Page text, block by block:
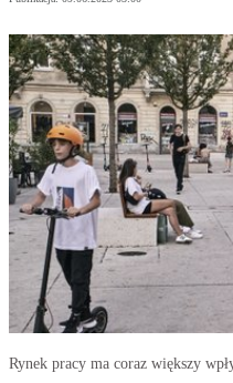
Rynek pracy ma coraz większy